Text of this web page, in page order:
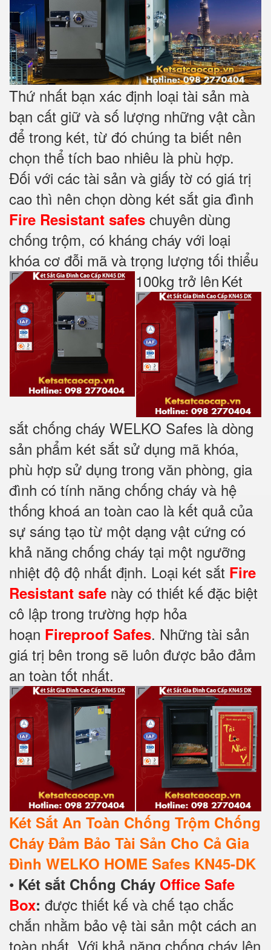
Thứ nhất bạn xác định loại tài sản mà
bạn cất giữ và số lượng những vật cần
để trong két, từ đó chúng ta biết nên
chọn thể tích bao nhiêu là phù hợp.
Đối với các tài sản và giấy tờ có giá trị
cao thì nên chọn dòng két sắt gia đình
Fire Resistant safes chuyên dùng
chống trộm, có kháng cháy với loại
khóa cơ đỗi mã và trọng lượng tối thiểu
100kg trở lên Két
sắt chống cháy WELKO Safes là dòng
sản phẩm két sắt sử dụng mã khóa,
phù hợp sử dụng trong văn phòng, gia
đình có tính năng chống cháy và hệ
thống khoá an toàn cao là kết quả của
sự sáng tạo từ một dạng vật cứng có
khả năng chống cháy tại một ngưỡng
nhiệt độ độ nhất định. Loại két sắt Fire
Resistant safe này có thiết kế đặc biệt
cô lập trong trường hợp hỏa
hoạn Fireproof Safes. Những tài sản
giá trị bên trong sẽ luôn được bảo đảm
an toàn tốt nhất.
Két Sắt An Toàn Chống Trộm Chống
Cháy Đảm Bảo Tài Sản Cho Cả Gia
Đình WELKO HOME Safes KN45-DK
• Két sắt Chống Cháy Office Safe
Box: được thiết kế và chế tạo chắc
chắn nhằm bảo vệ tài sản một cách an
toàn nhất. Với khả năng chống cháy lên